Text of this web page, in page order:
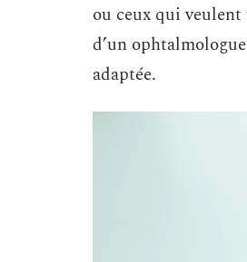
ou ceux qui
d’un
adaptée.